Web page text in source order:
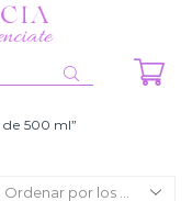
500 ml”